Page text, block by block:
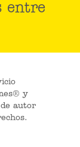
entre
y
autor